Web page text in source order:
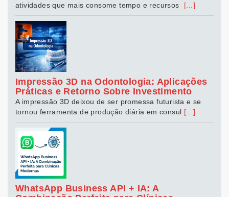
atividades que mais consome tempo e recursos
[...]
Impressão 3D na Odontologia: Aplicações
Práticas e Retorno Sobre Investimento
A impressão 3D deixou de ser promessa futurista e se
tornou ferramenta de produção diária em consul [...]
WhatsApp Business API + IA: A